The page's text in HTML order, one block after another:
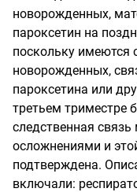
новорожденных,
пароксетин на
поскольку имеются
новорожденных,
пароксетина или
третьем триместре
следственная
осложнениями и
подтверждена.
включали: